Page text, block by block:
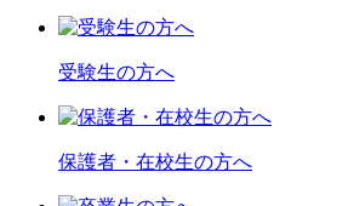
受験生の方へ
保護者・在校生の方へ